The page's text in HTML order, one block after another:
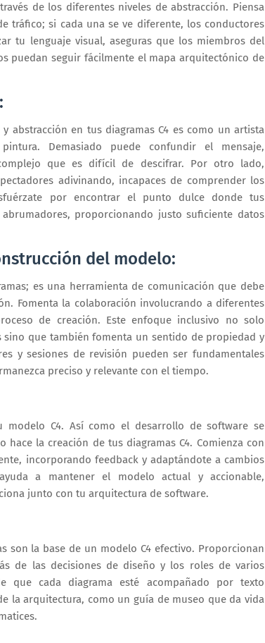
de los diferentes niveles de abstracción. Piensa
tráfico; si cada una se ve diferente, los conductores
tu lenguaje visual, aseguras que los miembros del
puedan seguir fácilmente el mapa arquitectónico de
abstracción en tus diagramas C4 es como un artista
Demasiado puede confundir el mensaje,
que es difícil de descifrar. Por otro lado,
adivinando, incapaces de comprender los
por encontrar el punto dulce donde tus
proporcionando justo suficiente datos
del modelo:
es una herramienta de comunicación que debe
Fomenta la colaboración involucrando a diferentes
de creación. Este enfoque inclusivo no solo
sino que también fomenta un sentido de propiedad y
y sesiones de revisión pueden ser fundamentales
preciso y relevante con el tiempo.
C4. Así como el desarrollo de software se
la creación de tus diagramas C4. Comienza con
incorporando feedback y adaptándote a cambios
a mantener el modelo actual y accionable,
junto con tu arquitectura de software.
son la base de un modelo C4 efectivo. Proporcionan
de las decisiones de diseño y los roles de varios
que cada diagrama esté acompañado por texto
la arquitectura, como un guía de museo que da vida